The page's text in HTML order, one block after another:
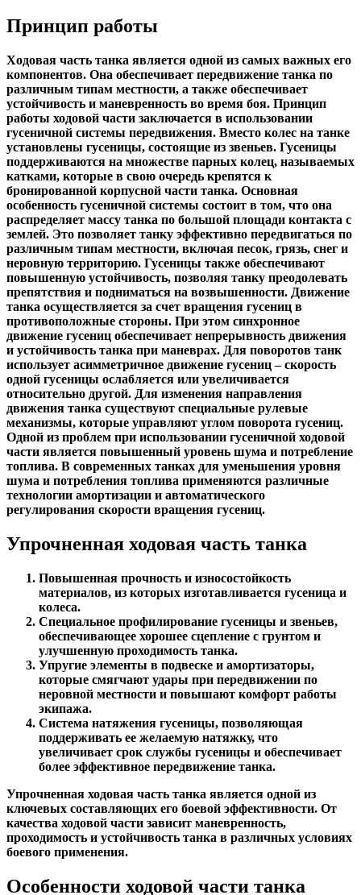
Принцип работы
Ходовая часть танка является одной из самых важных его
компонентов. Она обеспечивает передвижение танка по
различным типам местности, а также обеспечивает
устойчивость и маневренность во время боя. Принцип
работы ходовой части заключается в использовании
гусеничной системы передвижения. Вместо колес на танке
установлены гусеницы, состоящие из звеньев. Гусеницы
поддерживаются на множестве парных колец, называемых
катками, которые в свою очередь крепятся к
бронированной корпусной части танка. Основная
особенность гусеничной системы состоит в том, что она
распределяет массу танка по большой площади контакта с
землей. Это позволяет танку эффективно передвигаться по
различным типам местности, включая песок, грязь, снег и
неровную территорию. Гусеницы также обеспечивают
повышенную устойчивость, позволяя танку преодолевать
препятствия и подниматься на возвышенности. Движение
танка осуществляется за счет вращения гусениц в
противоположные стороны. При этом синхронное
движение гусениц обеспечивает непрерывность движения
и устойчивость танка при маневрах. Для поворотов танк
использует асимметричное движение гусениц – скорость
одной гусеницы ослабляется или увеличивается
относительно другой. Для изменения направления
движения танка существуют специальные рулевые
механизмы, которые управляют углом поворота гусениц.
Одной из проблем при использовании гусеничной ходовой
части является повышенный уровень шума и потребление
топлива. В современных танках для уменьшения уровня
шума и потребления топлива применяются различные
технологии амортизации и автоматического
регулирования скорости вращения гусениц.
Упрочненная ходовая часть танка
Повышенная прочность и износостойкость
материалов, из которых изготавливается гусеница и
колеса.
Специальное профилирование гусеницы и звеньев,
обеспечивающее хорошее сцепление с грунтом и
улучшенную проходимость танка.
Упругие элементы в подвеске и амортизаторы,
которые смягчают удары при передвижении по
неровной местности и повышают комфорт работы
экипажа.
Система натяжения гусеницы, позволяющая
поддерживать ее желаемую натяжку, что
увеличивает срок службы гусеницы и обеспечивает
более эффективное передвижение танка.
Упрочненная ходовая часть танка является одной из
ключевых составляющих его боевой эффективности. От
качества ходовой части зависит маневренность,
проходимость и устойчивость танка в различных условиях
боевого применения.
Особенности ходовой части танка